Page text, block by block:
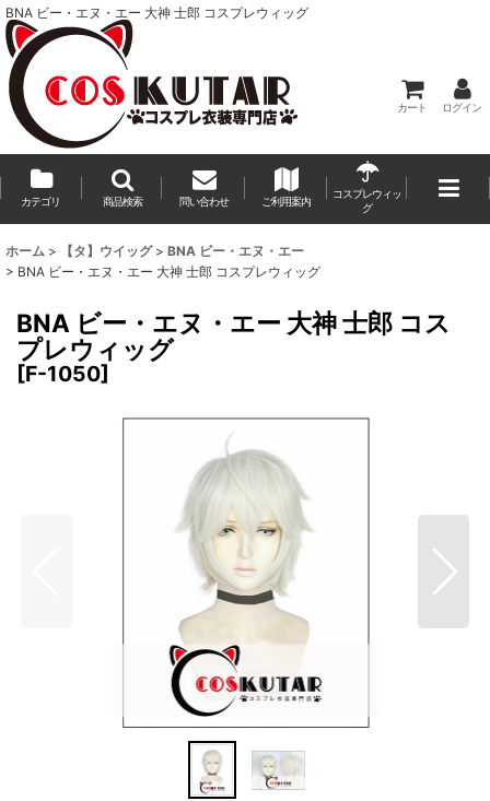
BNA ビー・エヌ・エー 大神 士郎 コスプレウィッグ
カート ログイン
カテゴリ 商品検索 問い合わせ ご利用案内
コスプレウィッ
グ
ホーム > 【タ】ウイッグ > BNA ビー・エヌ・エー
> BNA ビー・エヌ・エー 大神 士郎 コスプレウィッグ
BNA ビー・エヌ・エー 大神 士郎 コス
プレウィッグ
[F-1050]